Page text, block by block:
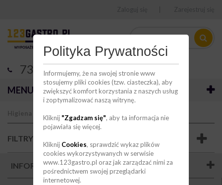
Polityka Prywatności
Informujemy, że na swojej stronie www
stosujemy pliki cookies (tzw. ciasteczka), aby
zwiększyć komfort korzystania z naszych usług
i zoptymalizować naszą witrynę.
Kliknij "Zgadzam się", aby ta informacja nie
pojawiała się więcej.
Kliknij Cookies, sprawdzić wykaz plików
cookies wykorzystywanych w serwisie
www.123gastro.pl oraz jak zarządzać nimi za
pośrednictwem swojej przeglądarki
internetowej.
736 123 123
MENU
FILTRY
INFORMACJA O SKLEPIE